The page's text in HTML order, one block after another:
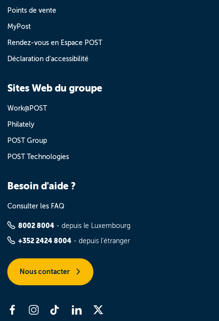
Points de vente
MyPost
Rendez-vous en Espace POST
Déclaration d’accessibilité
Sites Web du groupe
Work@POST
Philately
POST Group
POST Technologies
Besoin d'aide ?
Consulter les FAQ
8002 8004 - depuis le Luxembourg
+352 2424 8004 - depuis l'étranger
Nous contacter